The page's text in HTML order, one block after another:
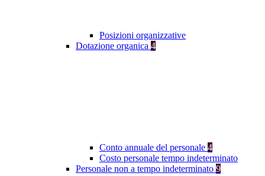
Posizioni organizzative
Dotazione organica 4
Conto annuale del personale 4
Costo personale tempo indeterminato
Personale non a tempo indeterminato 9